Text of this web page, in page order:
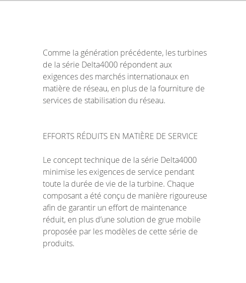
Comme la génération précédente, les turbines
de la série Delta4000 répondent aux
exigences des marchés internationaux en
matière de réseau, en plus de la fourniture de
services de stabilisation du réseau.
EFFORTS RÉDUITS EN MATIÈRE DE SERVICE
Le concept technique de la série Delta4000
minimise les exigences de service pendant
toute la durée de vie de la turbine. Chaque
composant a été conçu de manière rigoureuse
afin de garantir un effort de maintenance
réduit, en plus d’une solution de grue mobile
proposée par les modèles de cette série de
produits.